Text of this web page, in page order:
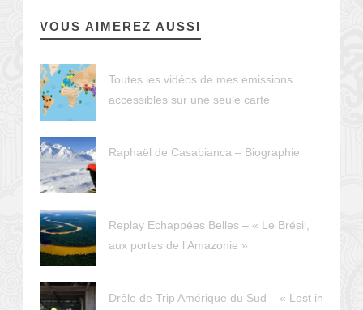
VOUS AIMEREZ AUSSI
Toutes les vidéos de mes emissions
accessibles sur une seule carte
Raphaël de Casabianca – Biographie
Replay Echappées Belles – « Le Brésil,
aux portes de l’Amazonie »
Drôle de Trip Amérique du Sud – « Lost in